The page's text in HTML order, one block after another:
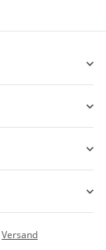
Versand